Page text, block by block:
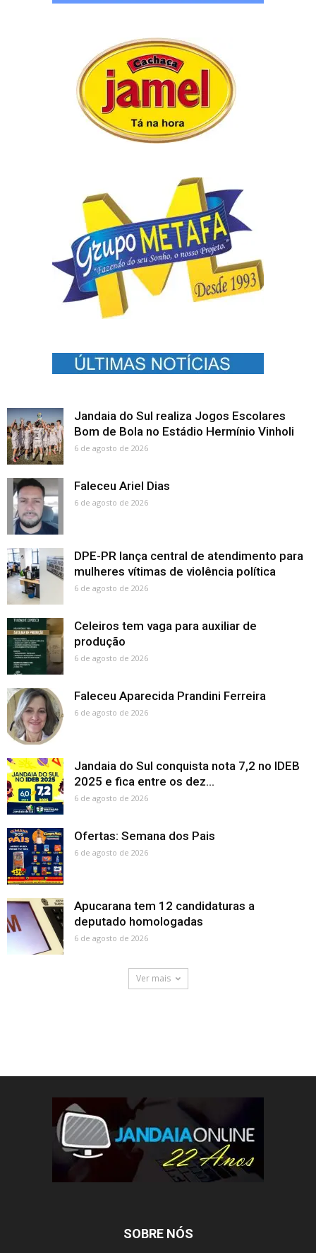
Jandaia do Sul realiza Jogos Escolares
Bom de Bola no Estádio Hermínio Vinholi
6 de agosto de 2026
Faleceu Ariel Dias
6 de agosto de 2026
DPE-PR lança central de atendimento para
mulheres vítimas de violência política
6 de agosto de 2026
Celeiros tem vaga para auxiliar de
produção
6 de agosto de 2026
Faleceu Aparecida Prandini Ferreira
6 de agosto de 2026
Jandaia do Sul conquista nota 7,2 no IDEB
2025 e fica entre os dez...
6 de agosto de 2026
Ofertas: Semana dos Pais
6 de agosto de 2026
Apucarana tem 12 candidaturas a
deputado homologadas
6 de agosto de 2026
Ver mais
SOBRE NÓS